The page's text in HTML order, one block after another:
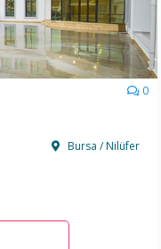
0
Bursa / Nilüfer